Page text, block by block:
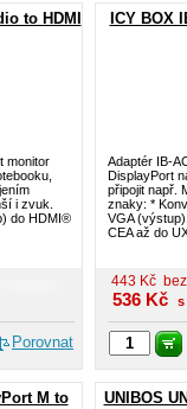
to HDMI
monitor
i zvuk.
do HDMI®
Porovnat
ICY BOX
Adaptér IB-
DisplayPort
připojit např.
znaky: *
VGA
CEA až do
443 Kč
536 Kč s
M to
UNIBOS